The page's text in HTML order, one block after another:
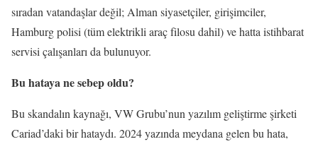
sıradan vatandaşlar değil; Alman siyasetçiler, girişimciler,
Hamburg polisi (tüm elektrikli araç filosu dahil) ve hatta istihbarat
servisi çalışanları da bulunuyor.
Bu hataya ne sebep oldu?
Bu skandalın kaynağı, VW Grubu’nun yazılım geliştirme şirketi
Cariad’daki bir hataydı. 2024 yazında meydana gelen bu hata,